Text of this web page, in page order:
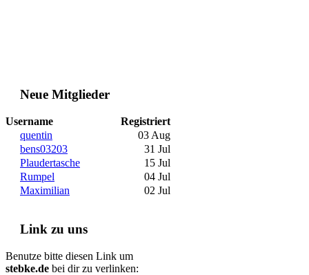
Neue Mitglieder
Username
Registriert
quentin
03 Aug
bens03203
31 Jul
Plaudertasche
15 Jul
Rumpel
04 Jul
Maximilian
02 Jul
Link zu uns
Benutze bitte diesen Link um
stebke.de bei dir zu verlinken: